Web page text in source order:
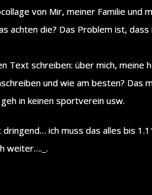
von Mir, meiner Familie und
achten die? Das Problem ist,
Text schreiben: über mich,
und wie am besten? Das
in keinen sportverein usw.
ich muss das alles bis
weiter…._.